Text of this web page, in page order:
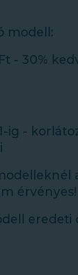
modell:
- 30%
ig -
érvényes!
eredeti